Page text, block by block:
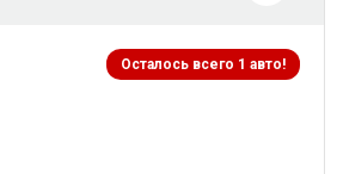
Осталось всего 1 авто!